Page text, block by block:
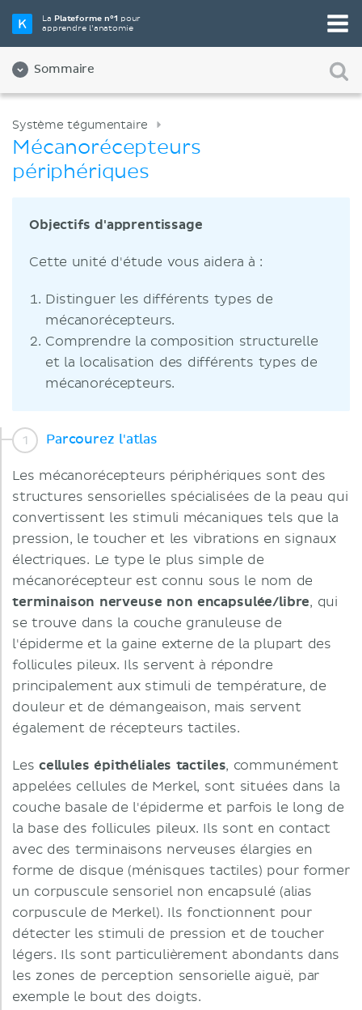
La Plateforme n°1 pour
apprendre l’anatomie
Sommaire
Système tégumentaire
Mécanorécepteurs
périphériques
Objectifs d'apprentissage
Cette unité d'étude vous aidera à :
Distinguer les différents types de
mécanorécepteurs.
Comprendre la composition structurelle
et la localisation des différents types de
mécanorécepteurs.
Parcourez l'atlas
Les mécanorécepteurs périphériques sont des
structures sensorielles spécialisées de la peau qui
convertissent les stimuli mécaniques tels que la
pression, le toucher et les vibrations en signaux
électriques. Le type le plus simple de
mécanorécepteur est connu sous le nom de
terminaison nerveuse non encapsulée/libre, qui
se trouve dans la couche granuleuse de
l'épiderme et la gaine externe de la plupart des
follicules pileux. Ils servent à répondre
principalement aux stimuli de température, de
douleur et de démangeaison, mais servent
également de récepteurs tactiles.
Les cellules épithéliales tactiles, communément
appelées cellules de Merkel, sont situées dans la
couche basale de l'épiderme et parfois le long de
la base des follicules pileux. Ils sont en contact
avec des terminaisons nerveuses élargies en
forme de disque (ménisques tactiles) pour former
un corpuscule sensoriel non encapsulé (alias
corpuscule de Merkel). Ils fonctionnent pour
détecter les stimuli de pression et de toucher
légers. Ils sont particulièrement abondants dans
les zones de perception sensorielle aiguë, par
exemple le bout des doigts.